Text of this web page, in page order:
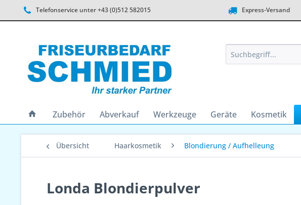
Telefonservice unter +43 (0)512 582015 Express-Versand
Zubehör Abverkauf Werkzeuge Geräte Kosmetik
Übersicht Haarkosmetik Blondierung / Aufhelleung
Londa Blondierpulver